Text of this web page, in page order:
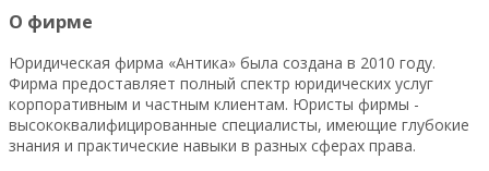
О фирме
Юридическая фирма «Антика» была создана в 2010 году.
Фирма предоставляет полный спектр юридических услуг
корпоративным и частным клиентам. Юристы фирмы -
высококвалифицированные специалисты, имеющие глубокие
знания и практические навыки в разных сферах права.